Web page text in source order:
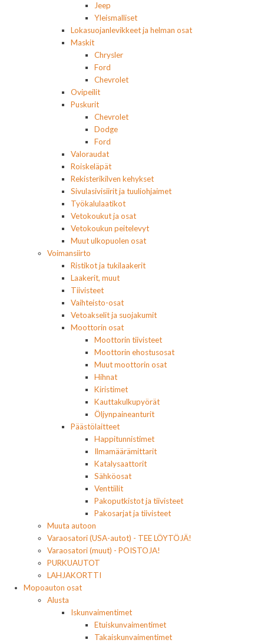
Jeep
Yleismalliset
Lokasuojanlevikkeet ja helman osat
Maskit
Chrysler
Ford
Chevrolet
Ovipeilit
Puskurit
Chevrolet
Dodge
Ford
Valoraudat
Roiskeläpät
Rekisterikilven kehykset
Sivulasivisiirit ja tuuliohjaimet
Työkalulaatikot
Vetokoukut ja osat
Vetokoukun peitelevyt
Muut ulkopuolen osat
Voimansiirto
Ristikot ja tukilaakerit
Laakerit, muut
Tiivisteet
Vaihteisto-osat
Vetoakselit ja suojakumit
Moottorin osat
Moottorin tiivisteet
Moottorin ehostusosat
Muut moottorin osat
Hihnat
Kiristimet
Kauttakulkupyörät
Öljynpaineanturit
Päästölaitteet
Happitunnistimet
Ilmamäärämittarit
Katalysaattorit
Sähköosat
Venttiilit
Pakoputkistot ja tiivisteet
Pakosarjat ja tiivisteet
Muuta autoon
Varaosatori (USA-autot) - TEE LÖYTÖJÄ!
Varaosatori (muut) - POISTOJA!
PURKUAUTOT
LAHJAKORTTI
Mopoauton osat
Alusta
Iskunvaimentimet
Etuiskunvaimentimet
Takaiskunvaimentimet